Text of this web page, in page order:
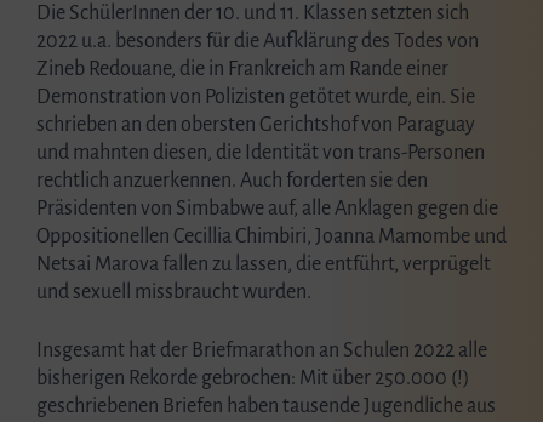
Die SchülerInnen der 10. und 11. Klassen setzten sich
2022 u.a. besonders für die Aufklärung des Todes von
Zineb Redouane, die in Frankreich am Rande einer
Demonstration von Polizisten getötet wurde, ein. Sie
schrieben an den obersten Gerichtshof von Paraguay
und mahnten diesen, die Identität von trans-Personen
rechtlich anzuerkennen. Auch forderten sie den
Präsidenten von Simbabwe auf, alle Anklagen gegen die
Oppositionellen Cecillia Chimbiri, Joanna Mamombe und
Netsai Marova fallen zu lassen, die entführt, verprügelt
und sexuell missbraucht wurden.
Insgesamt hat der Briefmarathon an Schulen 2022 alle
bisherigen Rekorde gebrochen: Mit über 250.000 (!)
geschriebenen Briefen haben tausende Jugendliche aus